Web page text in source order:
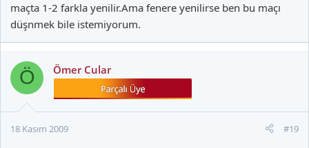
maçta 1-2 farkla yenilir.Ama fenere yenilirse ben bu maçı
düşnmek bile istemiyorum.
Ö Ömer Cular
18 Kasım 2009 #19